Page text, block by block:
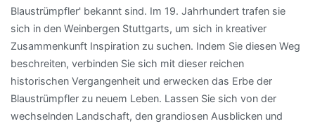
Blaustrümpfler' bekannt sind. Im 19. Jahrhundert trafen sie
sich in den Weinbergen Stuttgarts, um sich in kreativer
Zusammenkunft Inspiration zu suchen. Indem Sie diesen Weg
beschreiten, verbinden Sie sich mit dieser reichen
historischen Vergangenheit und erwecken das Erbe der
Blaustrümpfler zu neuem Leben. Lassen Sie sich von der
wechselnden Landschaft, den grandiosen Ausblicken und